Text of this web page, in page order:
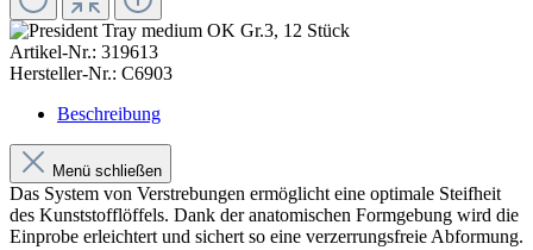
Artikel-Nr.: 319613
Hersteller-Nr.: C6903
Beschreibung
Menü schließen
Das System von Verstrebungen ermöglicht eine optimale Steifheit
des Kunststofflöffels. Dank der anatomischen Formgebung wird die
Einprobe erleichtert und sichert so eine verzerrungsfreie Abformung.